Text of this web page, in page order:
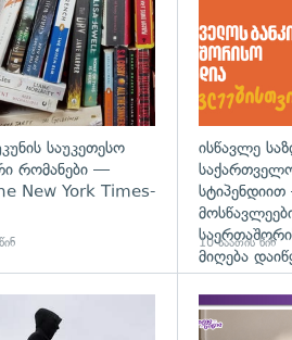
საუკეთესო
რომანები —
New York Times-
ისწავლე
მიღება
10 საათის წინ
გადახედვა